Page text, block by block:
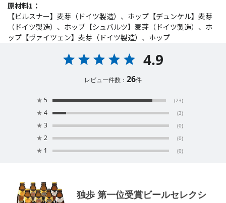
原材料1：
【ピルスナー】麦芽（ドイツ製造）、ホップ【デュンケル】麦芽
（ドイツ製造）、ホップ【シュバルツ】麦芽（ドイツ製造）、ホ
ップ【ヴァイツェン】麦芽（ドイツ製造）、ホップ
4.9
レビュー件数： 26件
★ 5 (23)
★ 4 (3)
★ 3 (0)
★ 2 (0)
★ 1 (0)
独歩 第一位受賞ビールセレクシ